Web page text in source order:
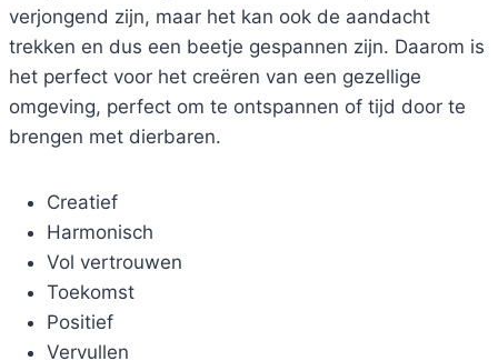
verjongend zijn, maar het kan ook de aandacht
trekken en dus een beetje gespannen zijn. Daarom is
het perfect voor het creëren van een gezellige
omgeving, perfect om te ontspannen of tijd door te
brengen met dierbaren.
Creatief
Harmonisch
Vol vertrouwen
Toekomst
Positief
Vervullen